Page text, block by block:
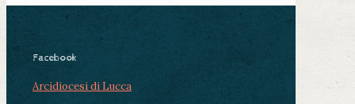
Facebook
Arcidiocesi di Lucca